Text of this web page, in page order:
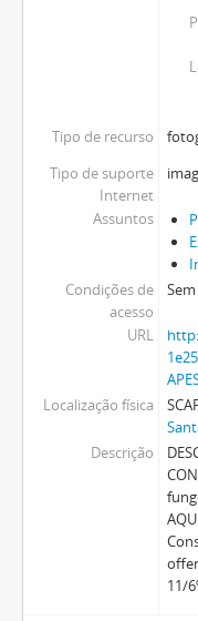
Tipo de recurso
Tipo de suporte
Internet
Assuntos
Condições de
acesso
URL
Localização física
Descrição
11/